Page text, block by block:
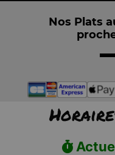
Nos Plats